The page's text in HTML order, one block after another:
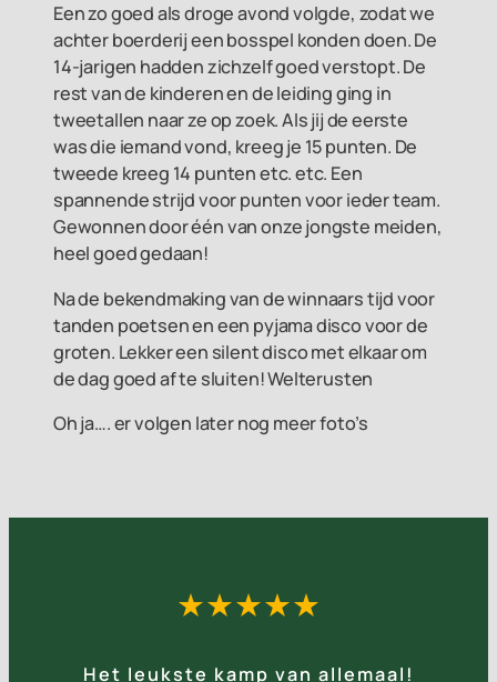
Een zo goed als droge avond volgde, zodat we
achter boerderij een bosspel konden doen. De
14-jarigen hadden zichzelf goed verstopt. De
rest van de kinderen en de leiding ging in
tweetallen naar ze op zoek. Als jij de eerste
was die iemand vond, kreeg je 15 punten. De
tweede kreeg 14 punten etc. etc. Een
spannende strijd voor punten voor ieder team.
Gewonnen door één van onze jongste meiden,
heel goed gedaan!
Na de bekendmaking van de winnaars tijd voor
tanden poetsen en een pyjama disco voor de
groten. Lekker een silent disco met elkaar om
de dag goed af te sluiten! Welterusten
Oh ja…. er volgen later nog meer foto’s
★★★★★
Het leukste kamp van allemaal!